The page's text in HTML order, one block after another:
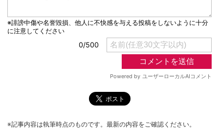
※記事内容は執筆時点のものです。最新の内容をご確認ください。